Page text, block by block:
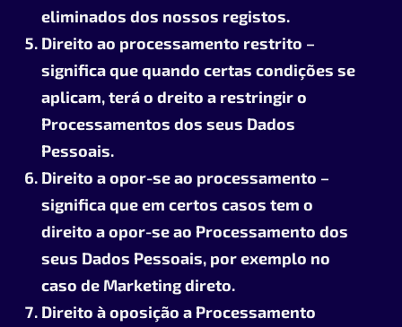
eliminados dos nossos registos.
Direito ao processamento restrito –
significa que quando certas condições se
aplicam, terá o dreito a restringir o
Processamentos dos seus Dados
Pessoais.
Direito a opor-se ao processamento –
significa que em certos casos tem o
direito a opor-se ao Processamento dos
seus Dados Pessoais, por exemplo no
caso de Marketing direto.
Direito à oposição a Processamento